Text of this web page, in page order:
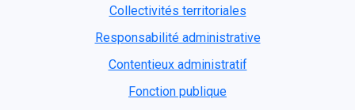
Collectivités territoriales
Responsabilité administrative
Contentieux administratif
Fonction publique